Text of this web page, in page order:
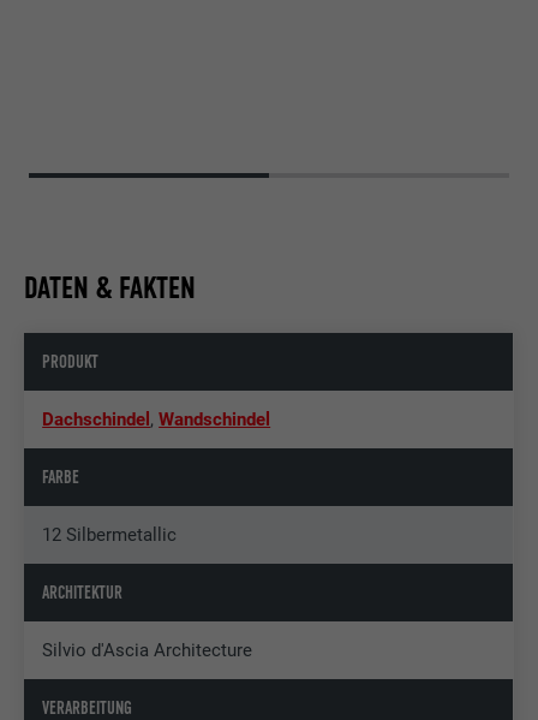
DATEN & FAKTEN
PRODUKT
Dachschindel ,Wandschindel
FARBE
12 Silbermetallic
ARCHITEKTUR
Silvio d'Ascia Architecture
VERARBEITUNG